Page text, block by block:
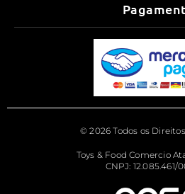
© 2026 Todos os
Toys & Food Comercio
CNPJ: 12.085.461/